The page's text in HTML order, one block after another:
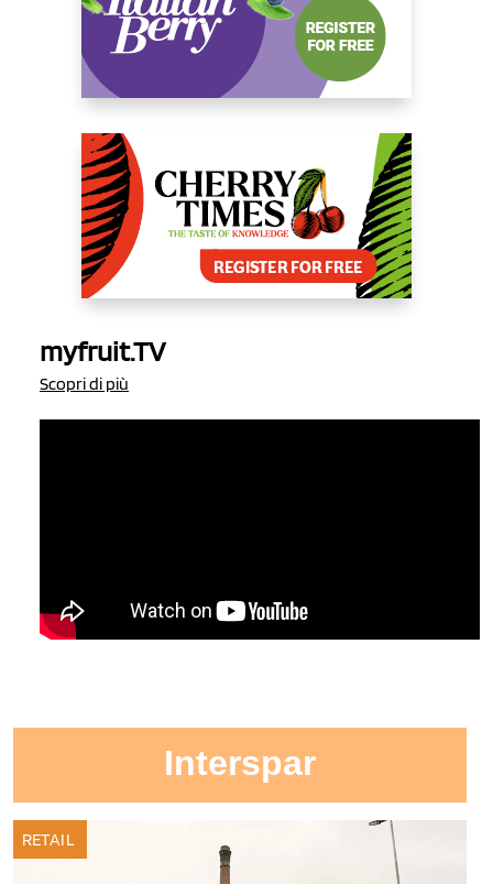
myfruit.TV
Scopri di più
Interspar
RETAIL